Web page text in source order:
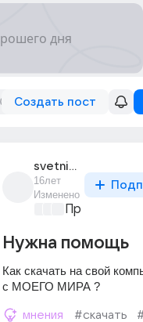
Создать пост
svetnik_7
16лет
Изменено
Проблемы с
Нужна помощь
Как скачать на свой
с МОЕГО МИРА ?
мнения #скачать